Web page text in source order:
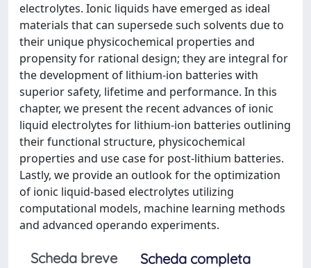
electrolytes. Ionic liquids have emerged as ideal
materials that can supersede such solvents due to
their unique physicochemical properties and
propensity for rational design; they are integral for
the development of lithium-ion batteries with
superior safety, lifetime and performance. In this
chapter, we present the recent advances of ionic
liquid electrolytes for lithium-ion batteries outlining
their functional structure, physicochemical
properties and use case for post-lithium batteries.
Lastly, we provide an outlook for the optimization
of ionic liquid-based electrolytes utilizing
computational models, machine learning methods
and advanced operando experiments.
Scheda breve
Scheda completa